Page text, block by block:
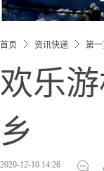
首页 资讯快递 第一
欢乐
乡
2020-12-10 14:26